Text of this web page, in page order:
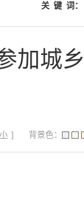
关 键 词：
加城
小 ] 背景色：